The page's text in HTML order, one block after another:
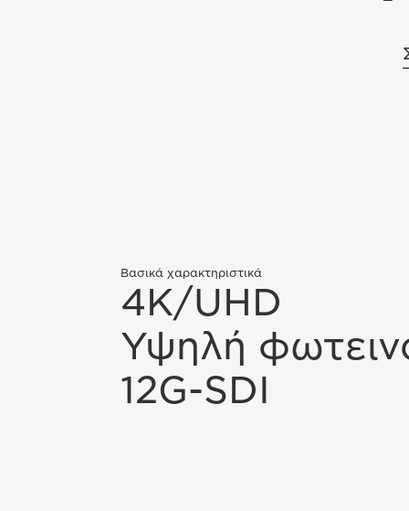
Βασικά χαρακτηριστικά
4K/UHD
Υψηλή
12G-SDI